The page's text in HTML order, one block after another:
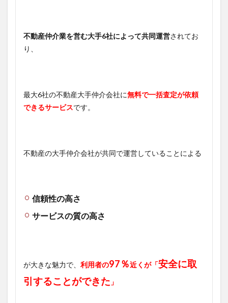
不動産仲介業を営む大手6社によって共同運営されてお
り、
最大6社の不動産大手仲介会社に無料で一括査定が依頼
できるサービスです。
不動産の大手仲介会社が共同で運営していることによる
信頼性の高さ
サービスの質の高さ
が大きな魅力で、 利用者の97％近くが「安全に取
引することができた 」